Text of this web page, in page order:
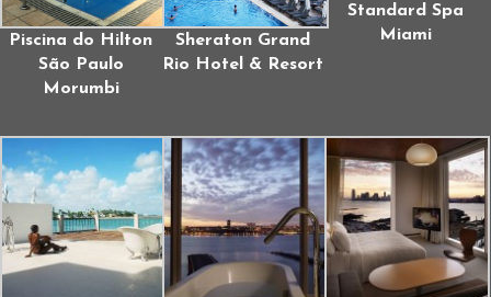
Piscina do Hilton
São Paulo
Morumbi
Sheraton Grand
Rio Hotel & Resort
Standard Spa
Miami